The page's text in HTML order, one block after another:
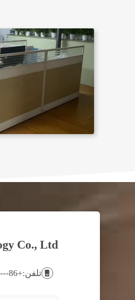
ما فراهم می کنیم
بهترین خدمات!
Co., Ltd.
تلفن:+86---17727846992